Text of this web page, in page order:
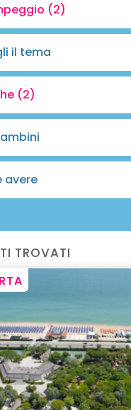
(2)
il tema
(2)
avere
TROVATI